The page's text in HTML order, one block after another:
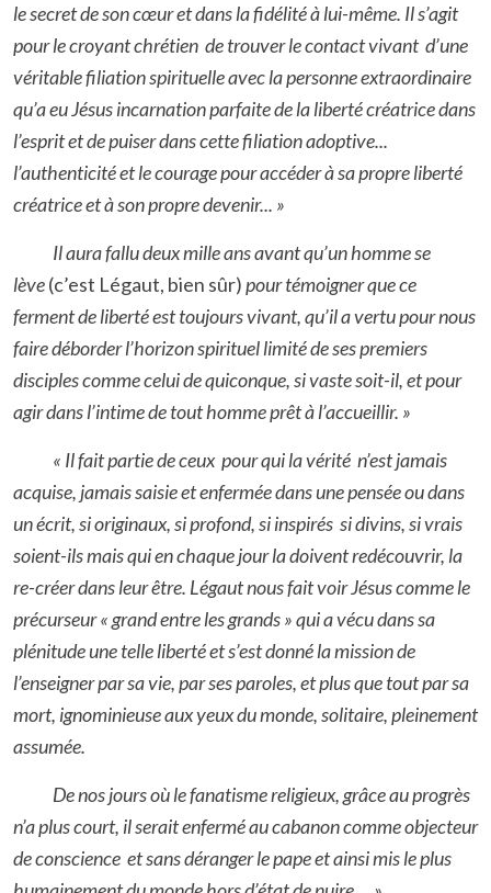
le secret de son cœur et dans la fidélité à lui-même. Il s’agit
pour le croyant chrétien de trouver le contact vivant d’une
véritable filiation spirituelle avec la personne extraordinaire
qu’a eu Jésus incarnation parfaite de la liberté créatrice dans
l’esprit et de puiser dans cette filiation adoptive...
l’authenticité et le courage pour accéder à sa propre liberté
créatrice et à son propre devenir... »
Il aura fallu deux mille ans avant qu’un homme se
lève(c’est Légaut, bien sûr)pour témoigner que ce
ferment de liberté est toujours vivant, qu’il a vertu pour nous
faire déborder l’horizon spirituel limité de ses premiers
disciples comme celui de quiconque, si vaste soit-il, et pour
agir dans l’intime de tout homme prêt à l’accueillir. »
« Il fait partie de ceux pour qui la vérité n’est jamais
acquise, jamais saisie et enfermée dans une pensée ou dans
un écrit, si originaux, si profond, si inspirés si divins, si vrais
soient-ils mais qui en chaque jour la doivent redécouvrir, la
re-créer dans leur être. Légaut nous fait voir Jésus comme le
précurseur « grand entre les grands » qui a vécu dans sa
plénitude une telle liberté et s’est donné la mission de
l’enseigner par sa vie, par ses paroles, et plus que tout par sa
mort, ignominieuse aux yeux du monde, solitaire, pleinement
assumée.
De nos jours où le fanatisme religieux, grâce au progrès
n’a plus court, il serait enfermé au cabanon comme objecteur
de conscience et sans déranger le pape et ainsi mis le plus